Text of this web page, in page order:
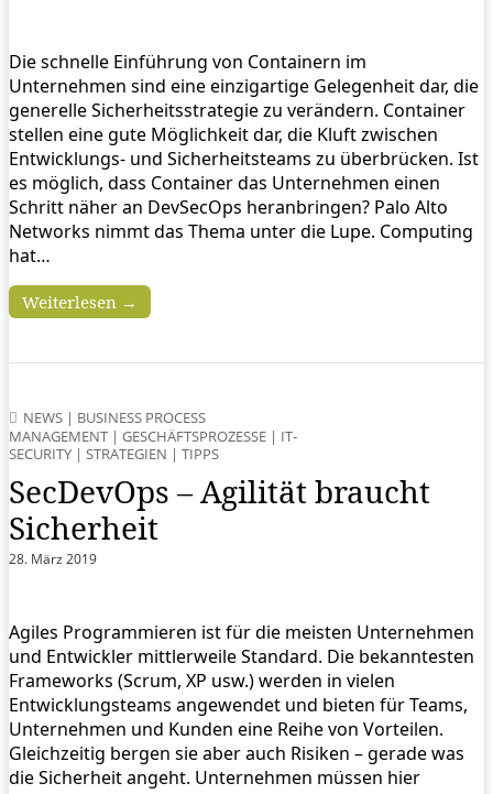
Die schnelle Einführung von Containern im
Unternehmen sind eine einzigartige Gelegenheit dar, die
generelle Sicherheitsstrategie zu verändern. Container
stellen eine gute Möglichkeit dar, die Kluft zwischen
Entwicklungs- und Sicherheitsteams zu überbrücken. Ist
es möglich, dass Container das Unternehmen einen
Schritt näher an DevSecOps heranbringen? Palo Alto
Networks nimmt das Thema unter die Lupe. Computing
hat…
Weiterlesen →
NEWS | BUSINESS PROCESS
MANAGEMENT | GESCHÄFTSPROZESSE | IT-
SECURITY | STRATEGIEN | TIPPS
SecDevOps – Agilität braucht
Sicherheit
28. März 2019
Agiles Programmieren ist für die meisten Unternehmen
und Entwickler mittlerweile Standard. Die bekanntesten
Frameworks (Scrum, XP usw.) werden in vielen
Entwicklungsteams angewendet und bieten für Teams,
Unternehmen und Kunden eine Reihe von Vorteilen.
Gleichzeitig bergen sie aber auch Risiken – gerade was
die Sicherheit angeht. Unternehmen müssen hier